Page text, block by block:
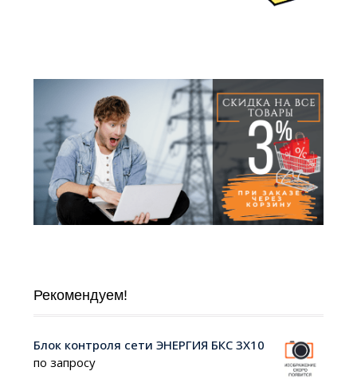
Рекомендуем!
Блок контроля сети ЭНЕРГИЯ БКС 3Х10
по запросу